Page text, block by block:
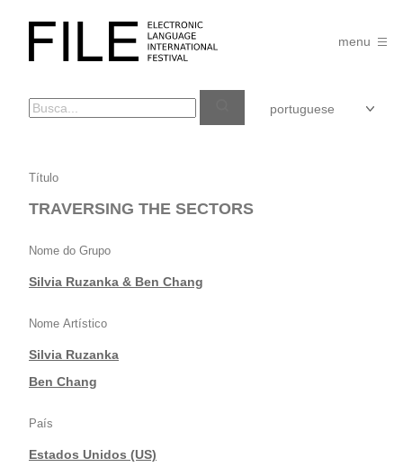
FILE
FESTIVAL
menu
TRAVERSING
THE
Título
TRAVERSING THE SECTORS
Nome do Grupo
Silvia Ruzanka & Ben Chang
Nome Artístico
Silvia Ruzanka
|Ben Chang
País
Estados Unidos (US)